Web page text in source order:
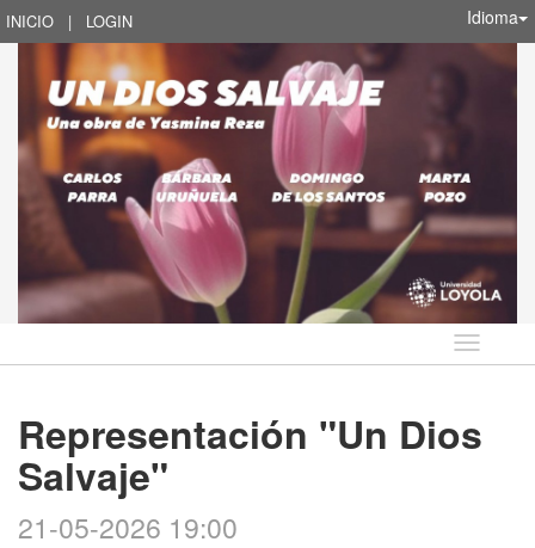
INICIO | LOGIN Idioma
Idioma
Representación "Un Dios
Salvaje"
21-05-2026 19:00